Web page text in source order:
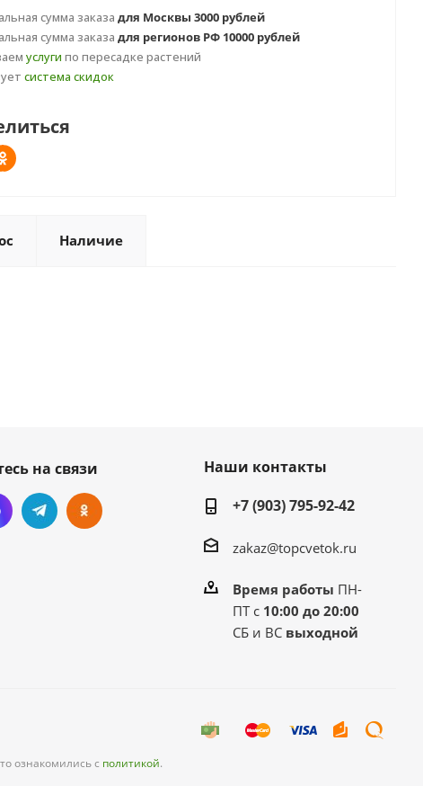
сумма заказа для Москвы 3000 рублей
сумма заказа для регионов РФ 10000 рублей
услуги по пересадке растений
система скидок
Наличие
на связи
Наши контакты
+7 (903) 795-92-42
zakaz@topcvetok.ru
Время работы ПН-
ПТ с 10:00 до 20:00
СБ и ВС выходной
ознакомились с политикой.